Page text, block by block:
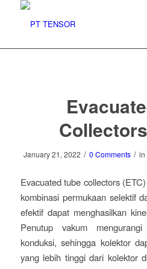
January 21, 2022 / 0 Comments / in
Evacuated tube collectors
kombinasi permukaan selektif
efektif dapat menghasilkan
Penutup vakum
konduksi, sehingga kolektor
yang lebih tinggi dari kolektor